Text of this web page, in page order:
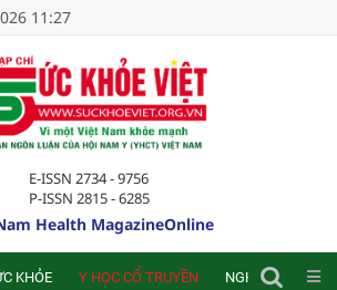
11:27
E-ISSN 2734 - 9756
P-ISSN 2815 - 6285
Health MagazineOnline
KHỎE Y HỌC CỔ TRUYỀN NGHIÊN CỨU